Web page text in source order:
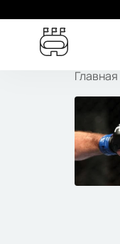
Главная